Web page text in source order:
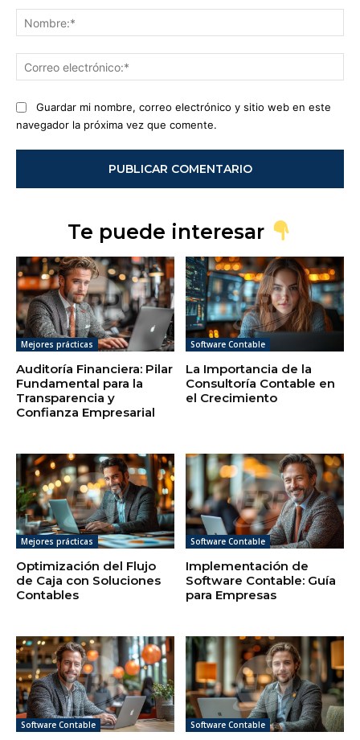
Guardar mi nombre, correo electrónico y sitio web en este
navegador la próxima vez que comente.
Te puede interesar
Mejores prácticas
Auditoría Financiera: Pilar
Fundamental para la
Transparencia y
Confianza Empresarial
Software Contable
La Importancia de la
Consultoría Contable en
el Crecimiento
Mejores prácticas
Optimización del Flujo
de Caja con Soluciones
Contables
Software Contable
Implementación de
Software Contable: Guía
para Empresas
Software Contable Software Contable